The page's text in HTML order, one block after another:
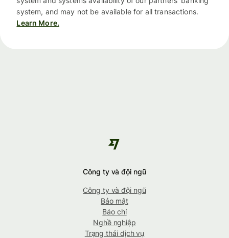
system, and may not be available for all transactions.
Learn More.
Công ty và đội ngũ
Công ty và đội ngũ
Bảo mật
Báo chí
Nghề nghiệp
Trạng thái dịch vụ